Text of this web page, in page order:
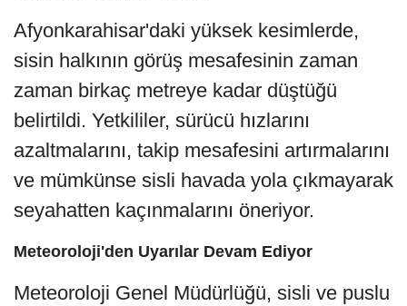
Afyonkarahisar'daki yüksek kesimlerde,
sisin halkının görüş mesafesinin zaman
zaman birkaç metreye kadar düştüğü
belirtildi. Yetkililer, sürücü hızlarını
azaltmalarını, takip mesafesini artırmalarını
ve mümkünse sisli havada yola çıkmayarak
seyahatten kaçınmalarını öneriyor.
Meteoroloji'den Uyarılar Devam Ediyor
Meteoroloji Genel Müdürlüğü, sisli ve puslu